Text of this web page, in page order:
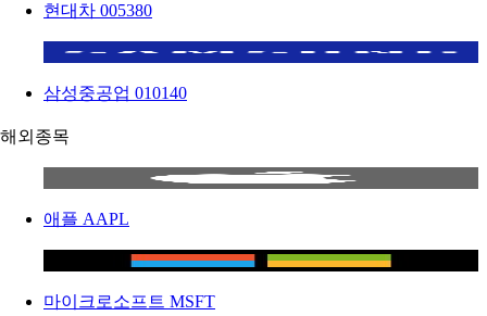
현대차 005380
삼성중공업 010140
해외종목
애플 AAPL
마이크로소프트 MSFT